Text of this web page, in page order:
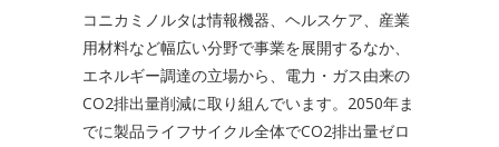
コニカミノルタは情報機器、ヘルスケア、産業
用材料など幅広い分野で事業を展開するなか、
エネルギー調達の立場から、電力・ガス由来の
CO2排出量削減に取り組んでいます。2050年ま
でに製品ライフサイクル全体でCO2排出量ゼロ